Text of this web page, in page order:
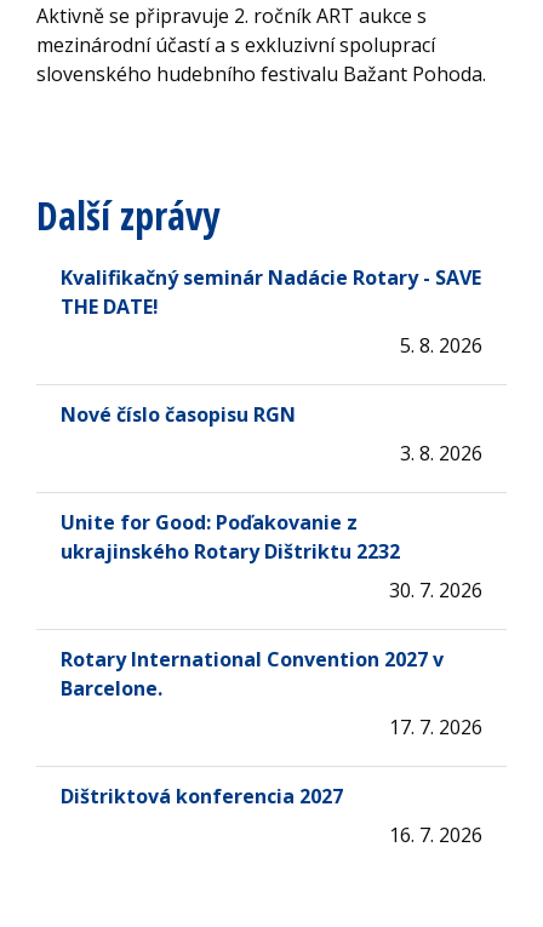
Aktivně se připravuje 2. ročník ART aukce s
mezinárodní účastí a s exkluzivní spoluprací
slovenského hudebního festivalu Bažant Pohoda.
Další zprávy
Kvalifikačný seminár Nadácie Rotary - SAVE
THE DATE!
5. 8. 2026
Nové číslo časopisu RGN
3. 8. 2026
Unite for Good: Poďakovanie z
ukrajinského Rotary Dištriktu 2232
30. 7. 2026
Rotary International Convention 2027 v
Barcelone.
17. 7. 2026
Dištriktová konferencia 2027
16. 7. 2026